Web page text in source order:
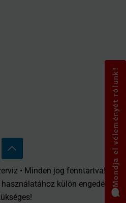
Mondja el véleményét rólunk!
• Minden jog fenntartva! •
külön engedély